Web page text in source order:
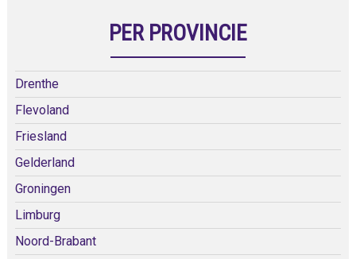
PER PROVINCIE
Drenthe
Flevoland
Friesland
Gelderland
Groningen
Limburg
Noord-Brabant